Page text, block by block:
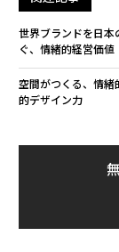
世界ブランドを日
ぐ、情緒的経営価値
空間がつくる、情
的デザイン力